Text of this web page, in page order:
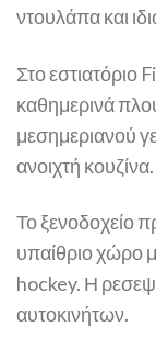
ντουλάπα και
Στο εστιατόριο
καθημερινά
μεσημεριανού
ανοιχτή κουζίνα.
Το ξενοδοχείο
υπαίθριο χώρο
hockey. Η
αυτοκινήτων.